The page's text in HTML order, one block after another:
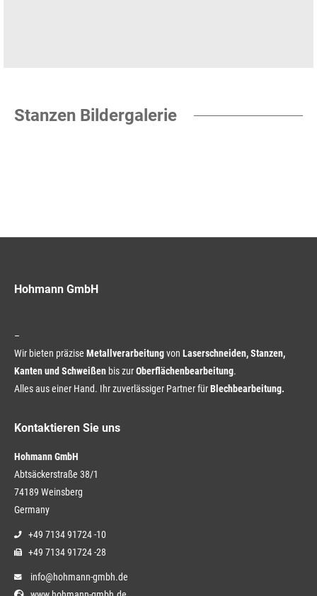
Stanzen Bildergalerie
Hohmann GmbH
–
Wir bieten präzise Metallverarbeitungvon Laserschneiden, Stanzen,
Kanten und Schweißen bis zurOberflächenbearbeitung.
Alles aus einer Hand. Ihr zuverlässiger Partner fürBlechbearbeitung.
Kontaktieren Sie uns
Hohmann GmbH
Abtsäckerstraße 38/1
74189 Weinsberg
Germany
+49 7134 91724 -10
+49 7134 91724 -28
info@hohmann-gmbh.de